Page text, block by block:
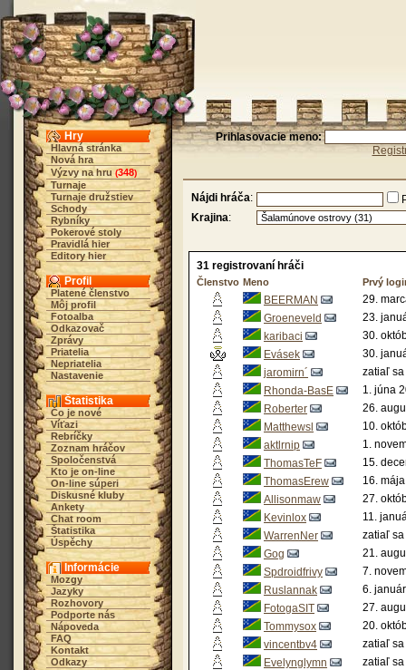
Hry
Hlavná stránka
Nová hra
Výzvy na hru (348)
Turnaje
Turnaje družstiev
Schody
Rybníky
Pokerové stoly
Pravidlá hier
Editory hier
Profil
Platené členstvo
Môj profil
Fotoalba
Odkazovač
Zprávy
Priatelia
Nepriatelia
Nastavenie
Štatistika
Čo je nové
Víťazi
Rebríčky
Zoznam hráčov
Spoločenstvá
Kto je on-line
On-line súperi
Diskusné kluby
Ankety
Chat room
Štatistika
Úspěchy
Informácie
Mozgy
Jazyky
Rozhovory
Podporte nás
Nápoveda
FAQ
Kontakt
Odkazy
Prihlasovacie meno:
Nájdi hráča:
Krajina:
31 registrovaní hráči
Členstvo Meno Prvý
BEERMAN
29.
Groeneveld
23.
karibaci
30.
Evásek
30.
jaromirn´
zatiaľ
Rhonda-BasE
1. júna
Roberter
26.
Matthewsl
10.
aktlrnip
1.
ThomasTeF
15.
ThomasErew
16.
Allisonmaw
27.
Kevinlox
11.
WarrenNer
zatiaľ
Gog
21.
Spdroidfrivy
7.
Ruslannak
6.
FotogaSIT
27.
Tommysox
20.
vincentbv4
zatiaľ
Evelynglymn
zatiaľ